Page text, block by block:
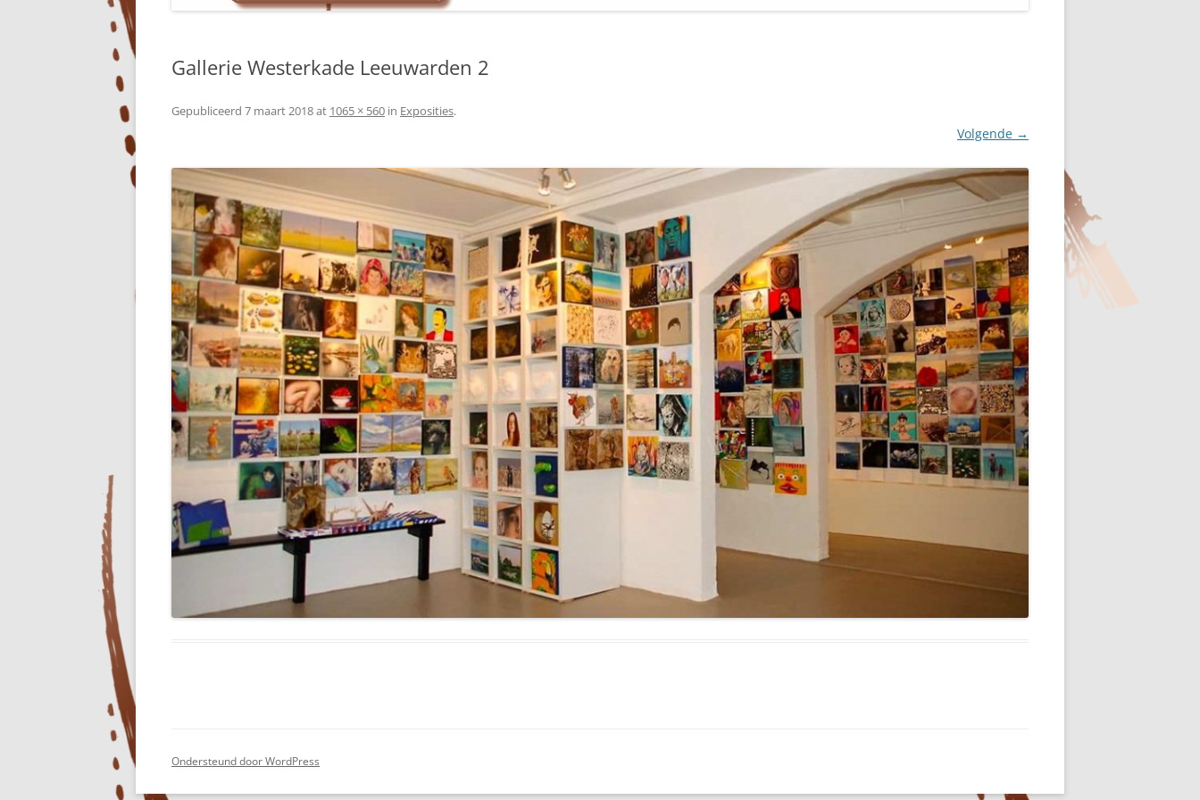
Gallerie Westerkade Leeuwarden 2
Gepubliceerd 7 maart 2018at 1065 × 560 in Exposities.
Volgende →
Ondersteund door WordPress